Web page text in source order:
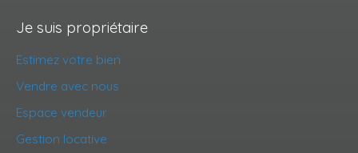
Je suis propriétaire
Estimez votre bien
Vendre avec nous
Espace vendeur
Gestion locative